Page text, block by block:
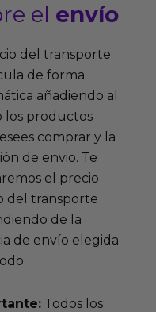
el envío
del transporte
de forma
añadiendo al
los productos
comprar y la
de envio. Te
el precio
del transporte
de la
de envío elegida
Todos los